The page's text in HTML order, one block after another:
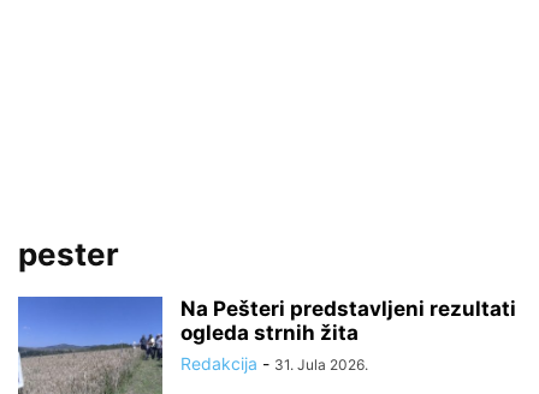
pester
Na Pešteri predstavljeni rezultati
ogleda strnih žita
Redakcija - 31. Jula 2026.